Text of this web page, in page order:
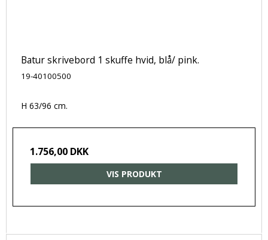
Batur skrivebord 1 skuffe hvid, blå/ pink.
19-40100500
H 63/96 cm.
1.756,00 DKK
VIS PRODUKT